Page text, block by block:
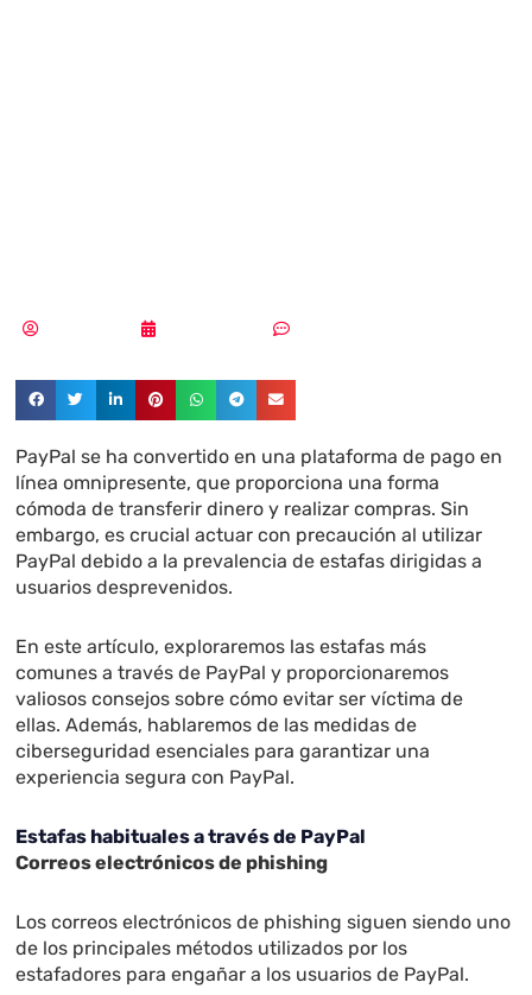
PayPal se ha convertido en una plataforma de pago en
línea omnipresente, que proporciona una forma
cómoda de transferir dinero y realizar compras. Sin
embargo, es crucial actuar con precaución al utilizar
PayPal debido a la prevalencia de estafas dirigidas a
usuarios desprevenidos.
En este artículo, exploraremos las estafas más
comunes a través de PayPal y proporcionaremos
valiosos consejos sobre cómo evitar ser víctima de
ellas. Además, hablaremos de las medidas de
ciberseguridad esenciales para garantizar una
experiencia segura con PayPal.
Estafas habituales a través de PayPal
Correos electrónicos de phishing
Los correos electrónicos de phishing siguen siendo uno
de los principales métodos utilizados por los
estafadores para engañar a los usuarios de PayPal.